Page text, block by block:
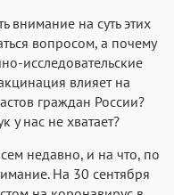
на суть этих
вопросом, а почему
исследовательские
влияет на
граждан России?
у нас не хватает?
недавно, и на что, по
На 30 сентября